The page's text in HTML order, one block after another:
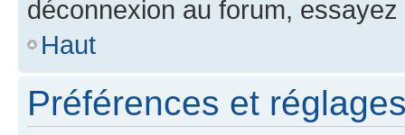
déconnexion au forum,
Haut
Préférences et